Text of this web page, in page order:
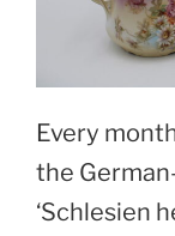
Every
the
‘Schlesien